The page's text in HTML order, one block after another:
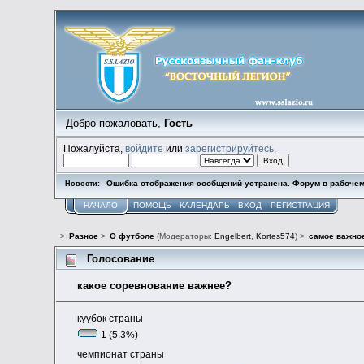
Добро пожаловать, Гость
Пожалуйста,войдите илизарегистрируйтесь
Новости: Ошибка отображения сообщений устранена. Форум в
НАЧАЛО ПОМОЩЬ КАЛЕНДАРЬ ВХОД РЕГИСТРАЦИЯ
> Разное> О футболе(Модераторы: Engelbert, Kortes574) > самое
Голосование
какое соревнование важнее?
куубок страны
1 (5.3%)
чемпионат страны